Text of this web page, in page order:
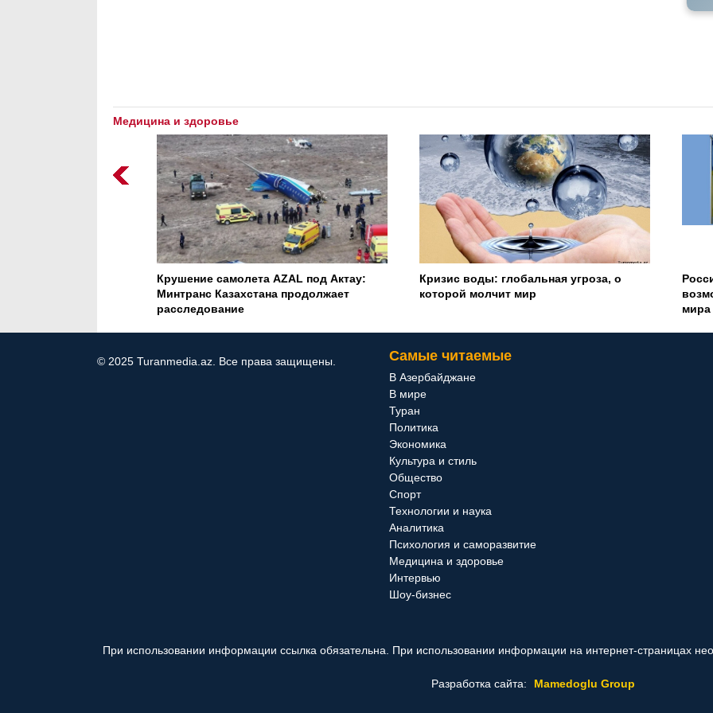
Медицина и здоровье
Кризис воды: глобальная угроза, о
которой молчит мир
Российско-украинская война:
возможные итоги и последствия для
в
© 2025 Turanmedia.az. Все права защищены. Самые читаемые
В Азербайджане
В мире
Туран
Политика
Экономика
Культура и стиль
Общество
Спорт
Технологии и наука
Аналитика
Психология и саморазвитие
Медицина и здоровье
Интервью
Шоу-бизнес
При использовании информации ссылка обязательна. При использовании информации на интернет-страницах
Разработка сайта: Mamedoglu Group